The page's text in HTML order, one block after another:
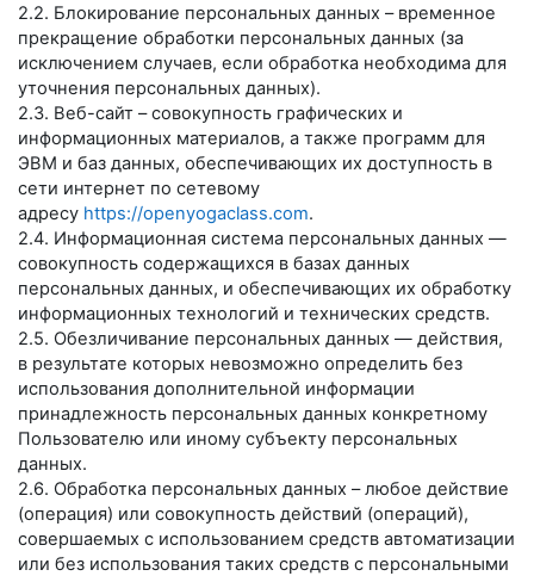
2.2. Блокирование персональных данных – временное
прекращение обработки персональных данных (за
исключением случаев, если обработка необходима для
уточнения персональных данных).
2.3. Веб-сайт – совокупность графических и
информационных материалов, а также программ для
ЭВМ и баз данных, обеспечивающих их доступность в
сети интернет по сетевому
адресу https://openyogaclass.com.
2.4. Информационная система персональных данных —
совокупность содержащихся в базах данных
персональных данных, и обеспечивающих их обработку
информационных технологий и технических средств.
2.5. Обезличивание персональных данных — действия,
в результате которых невозможно определить без
использования дополнительной информации
принадлежность персональных данных конкретному
Пользователю или иному субъекту персональных
данных.
2.6. Обработка персональных данных – любое действие
(операция) или совокупность действий (операций),
совершаемых с использованием средств автоматизации
или без использования таких средств с персональными